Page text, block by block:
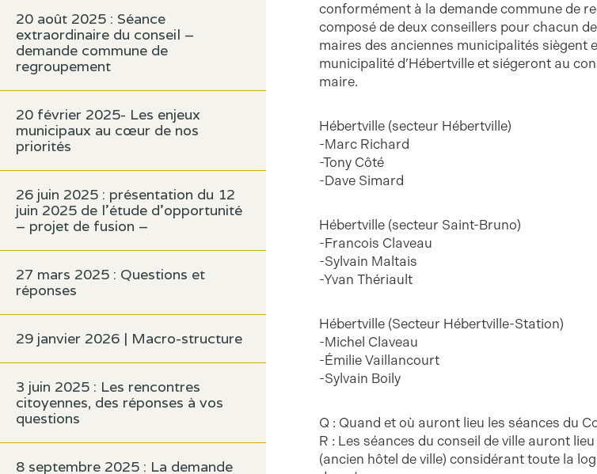
20 août 2025 : Séance
extraordinaire du conseil –
demande commune de
regroupement
20 février 2025- Les enjeux
municipaux au cœur de nos
priorités
26 juin 2025 : présentation du 12
juin 2025 de l’étude d’opportunité
– projet de fusion –
27 mars 2025 : Questions et
réponses
29 janvier 2026 | Macro-structure
3 juin 2025 : Les rencontres
citoyennes, des réponses à vos
questions
8 septembre 2025 : La demande
conformément à la demande commune de
composé de deux conseillers pour chacun
maires des anciennes municipalités siègent
municipalité d’Hébertville et siégeront au
maire.
Hébertville (secteur Hébertville)
-Marc Richard
-Tony Côté
-Dave Simard
Hébertville (secteur Saint-Bruno)
-Francois Claveau
-Sylvain Maltais
-Yvan Thériault
Hébertville (Secteur Hébertville-Station)
-Michel Claveau
-Émilie Vaillancourt
-Sylvain Boily
Q : Quand et où auront lieu les séances du
R : Les séances du conseil de ville auront
(ancien hôtel de ville) considérant toute la